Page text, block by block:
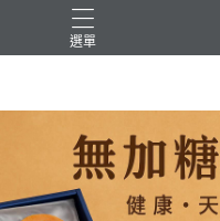
選單
#低熱量甜點 #低碳水甜點
#生酮蛋糕